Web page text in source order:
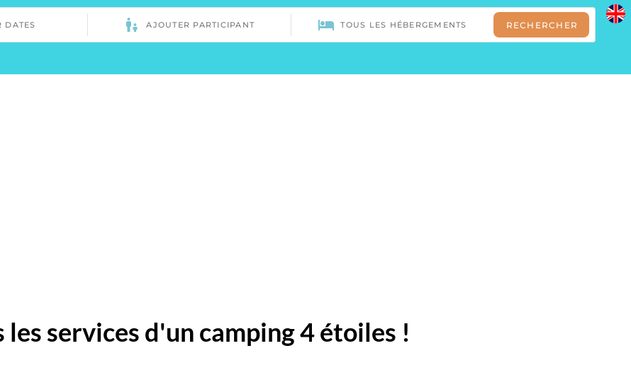
les services d'un camping 4 étoiles !